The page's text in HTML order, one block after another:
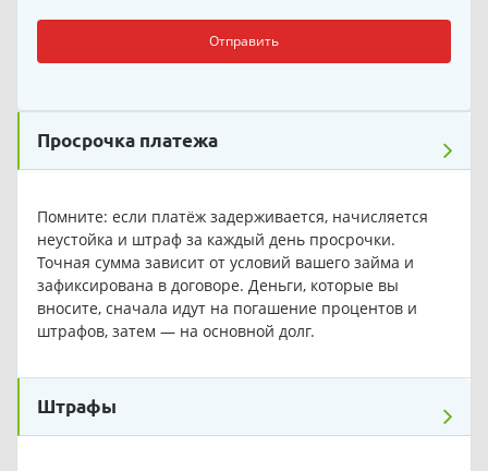
Отправить
Просрочка платежа
Помните: если платёж задерживается, начисляется
неустойка и штраф за каждый день просрочки.
Точная сумма зависит от условий вашего займа и
зафиксирована в договоре. Деньги, которые вы
вносите, сначала идут на погашение процентов и
штрафов, затем — на основной долг.
Штрафы